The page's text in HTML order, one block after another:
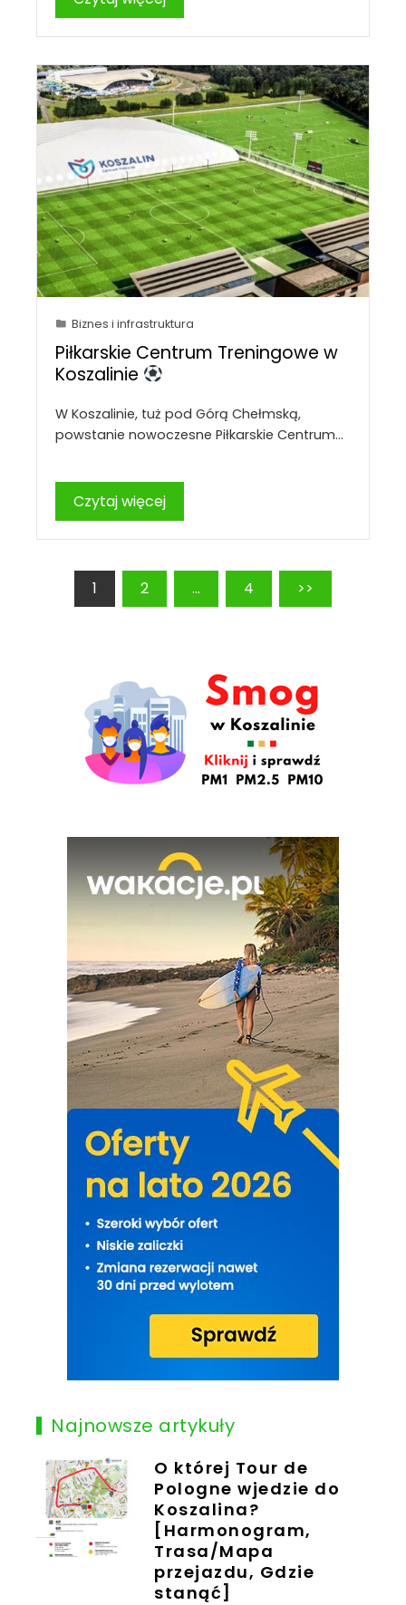
Biznes i infrastruktura
Piłkarskie Centrum Treningowe w
Koszalinie
W Koszalinie, tuż pod Górą Chełmską,
powstanie nowoczesne Piłkarskie Centrum…
Czytaj więcej
Stronicowanie
1 2 … 4 >>
Najnowsze artykuły
O której Tour de
Pologne wjedzie do
Koszalina?
[Harmonogram,
Trasa/Mapa
przejazdu, Gdzie
stanąć]